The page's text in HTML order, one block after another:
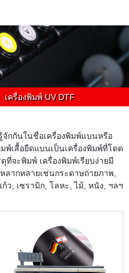
เครื่องพิมพ์ UV DTF
จักกันในชื่อเครื่องพิมพ์แบนหรือ
พ์เสื้อยืดแบนเป็นเครื่องพิมพ์ที่โดด
ที่จะพิมพ์ เครื่องพิมพ์เรียบง่ายมี
ากหลายเช่นกระดาษถ่ายภาพ,
, เซรามิก, โลหะ, ไม้, หนัง, ฯลฯ